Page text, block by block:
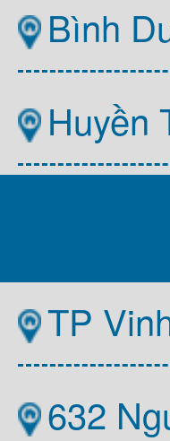
Bình
Huyền
TP
632